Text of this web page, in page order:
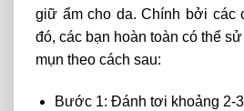
giữ ẩm cho da. Chính bởi các
đó, các bạn hoàn toàn có thể
mụn theo cách sau:
Bước 1: Đánh tơi khoảng 2-